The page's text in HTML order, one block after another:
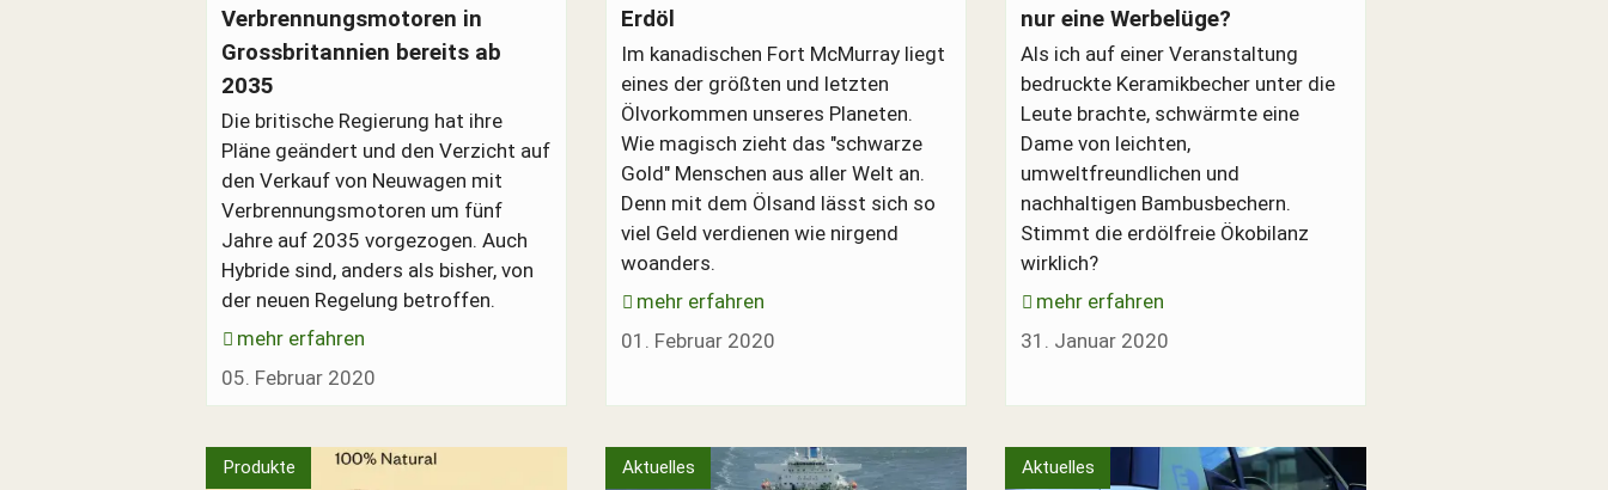
Verbrennungsmotoren in
Grossbritannien bereits ab
2035
Die britische Regierung hat ihre
Pläne geändert und den Verzicht auf
den Verkauf von Neuwagen mit
Verbrennungsmotoren um fünf
Jahre auf 2035 vorgezogen. Auch
Hybride sind, anders als bisher, von
der neuen Regelung betroffen.
mehr erfahren
05. Februar 2020
Erdöl
Im kanadischen Fort McMurray liegt
eines der größten und letzten
Ölvorkommen unseres Planeten.
Wie magisch zieht das "schwarze
Gold" Menschen aus aller Welt an.
Denn mit dem Ölsand lässt sich so
viel Geld verdienen wie nirgend
woanders.
mehr erfahren
01. Februar 2020
nur eine Werbelüge?
Als ich auf einer Veranstaltung
bedruckte Keramikbecher unter die
Leute brachte, schwärmte eine
Dame von leichten,
umweltfreundlichen und
nachhaltigen Bambusbechern.
Stimmt die erdölfreie Ökobilanz
wirklich?
mehr erfahren
31. Januar 2020
Produkte Aktuelles Aktuelles